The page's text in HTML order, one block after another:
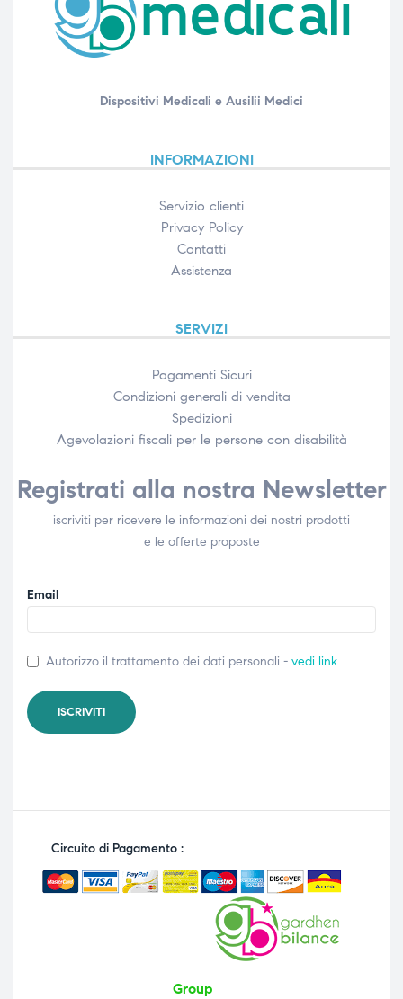
Dispositivi Medicali e Ausilii Medici
INFORMAZIONI
Servizio clienti
Privacy Policy
Contatti
Assistenza
SERVIZI
Pagamenti Sicuri
Condizioni generali di vendita
Spedizioni
Agevolazioni fiscali per le persone con disabilità​
Registrati alla nostra Newsletter
iscriviti per ricevere le informazioni dei nostri prodotti
e le offerte proposte
Email
Autorizzo il trattamento dei dati personali - vedi link
Circuito di Pagamento :
Group